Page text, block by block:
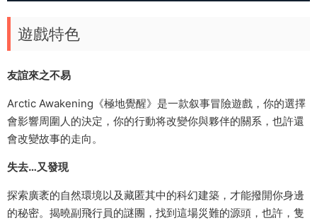
遊戲特色
友誼來之不易
Arctic Awakening《極地覺醒》是一款叙事冒險遊戲，你的選擇
會影響周圍人的決定，你的行動将改變你與夥伴的關系，也許還
會改變故事的走向。
失去…又發現
探索廣袤的自然環境以及藏匿其中的科幻建築，才能撥開你身邊
的秘密。揭曉副飛行員的謎團，找到這場災難的源頭，也許，隻